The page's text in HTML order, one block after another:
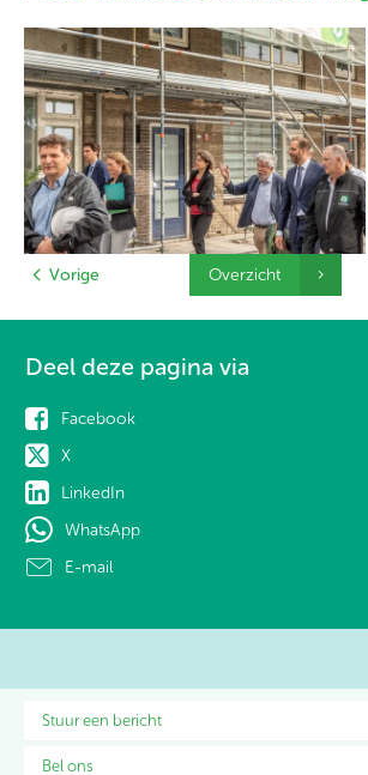
Overzicht
Vorige
Deel deze pagina via
Facebook
X
LinkedIn
WhatsApp
E-mail
Contactinformatie
Stuur een bericht
Bel ons